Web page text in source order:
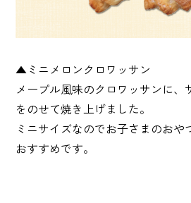
▲ミニメロンクロワッサン
メープル風味のクロワッサンに、
をのせて焼き上げました。
ミニサイズなのでお子さまのおや
おすすめです。